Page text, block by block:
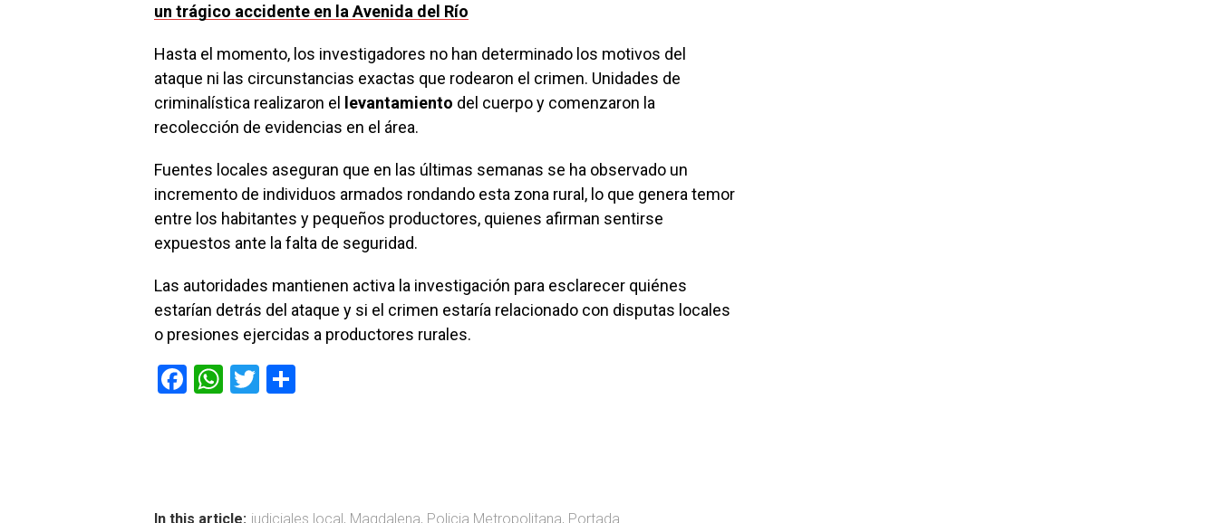
un trágico accidente en la Avenida del Río
Hasta el momento, los investigadores no han determinado los motivos del
ataque ni las circunstancias exactas que rodearon el crimen. Unidades de
criminalística realizaron el levantamiento del cuerpo y comenzaron la
recolección de evidencias en el área.
Fuentes locales aseguran que en las últimas semanas se ha observado un
incremento de individuos armados rondando esta zona rural, lo que genera temor
entre los habitantes y pequeños productores, quienes afirman sentirse
expuestos ante la falta de seguridad.
Las autoridades mantienen activa la investigación para esclarecer quiénes
estarían detrás del ataque y si el crimen estaría relacionado con disputas locales
o presiones ejercidas a productores rurales.
F
W T
In this article: judiciales local, Magdalena, Policia Metropolitana, Portada